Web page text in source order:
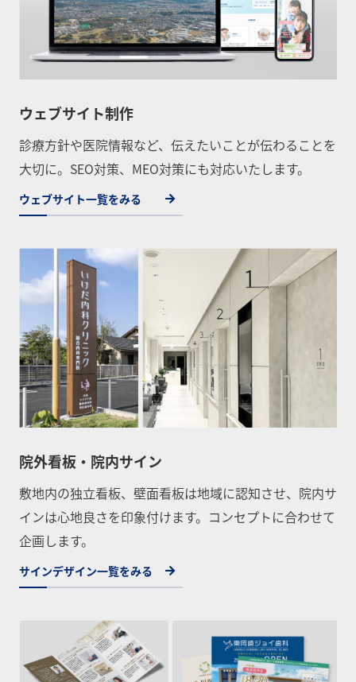
ウェブサイト制作
診療方針や医院情報など、伝えたいことが伝わることを
大切に。SEO対策、MEO対策にも対応いたします。
ウェブサイト一覧をみる
院外看板・院内サイン
敷地内の独立看板、壁面看板は地域に認知させ、院内サ
インは心地良さを印象付けます。コンセプトに合わせて
企画します。
サインデザイン一覧をみる